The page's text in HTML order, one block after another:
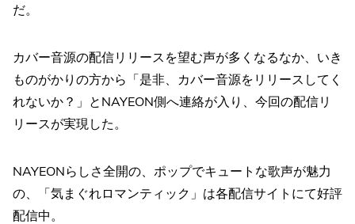
だ。
カバー音源の配信リリースを望む声が多くなるなか、いき
ものがかりの方から「是非、カバー音源をリリースしてく
れないか？」とNAYEON側へ連絡が入り、今回の配信リ
リースが実現した。
NAYEONらしさ全開の、ポップでキュートな歌声が魅力
の、「気まぐれロマンティック」は各配信サイトにて好評
配信中。